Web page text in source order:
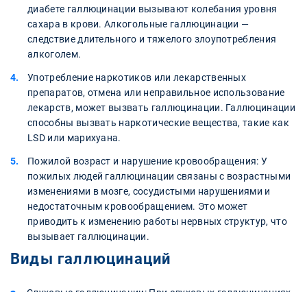
диабете галлюцинации вызывают колебания уровня
сахара в крови. Алкогольные галлюцинации —
следствие длительного и тяжелого злоупотребления
алкоголем.
Употребление наркотиков или лекарственных
препаратов, отмена или неправильное использование
лекарств, может вызвать галлюцинации. Галлюцинации
способны вызвать наркотические вещества, такие как
LSD или марихуана.
Пожилой возраст и нарушение кровообращения: У
пожилых людей галлюцинации связаны с возрастными
изменениями в мозге, сосудистыми нарушениями и
недостаточным кровообращением. Это может
приводить к изменению работы нервных структур, что
вызывает галлюцинации.
Виды галлюцинаций